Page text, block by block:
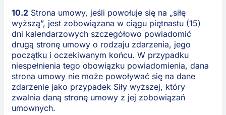
10.2Strona umowy, jeśli powołuje się na „siłę
wyższą”, jest zobowiązana w ciągu piętnastu (15)
dni kalendarzowych szczegółowo powiadomić
drugą stronę umowy o rodzaju zdarzenia, jego
początku i oczekiwanym końcu. W przypadku
niespełnienia tego obowiązku powiadomienia, dana
strona umowy nie może powoływać się na dane
zdarzenie jako przypadek Siły wyższej, który
zwalnia daną stronę umowy z jej zobowiązań
umownych.